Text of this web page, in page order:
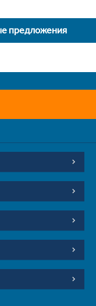
предложения